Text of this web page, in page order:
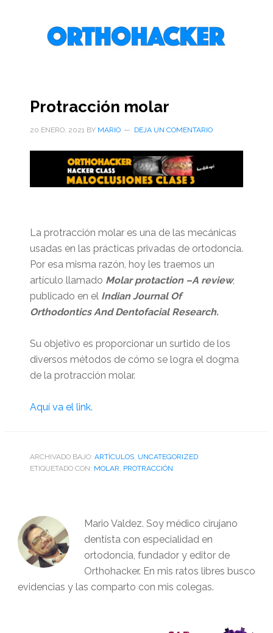
Protracción molar
20 ENERO, 2021BY MARIO DEJA UN COMENTARIO
La protracción molar es una de las mecánicas
usadas en las prácticas privadas de ortodoncia.
Por esa misma razón, hoy les traemos un
artículo llamado Molar protaction –A review,
publicado en el Indian Journal Of
Orthodontics And Dentofacial Research.
Su objetivo es proporcionar un surtido de los
diversos métodos de cómo se logra el dogma
de la protracción molar.
Aquí va el link.
ARCHIVADO BAJO: ARTÌCULOS, UNCATEGORIZED
ETIQUETADO CON: MOLAR PROTRACCIÓN
Mario Valdez. Soy médico cirujano
dentista con especialidad en
ortodoncia, fundador y editor de
Orthohacker. En mis ratos libres busco
evidencias y las comparto con mis colegas.